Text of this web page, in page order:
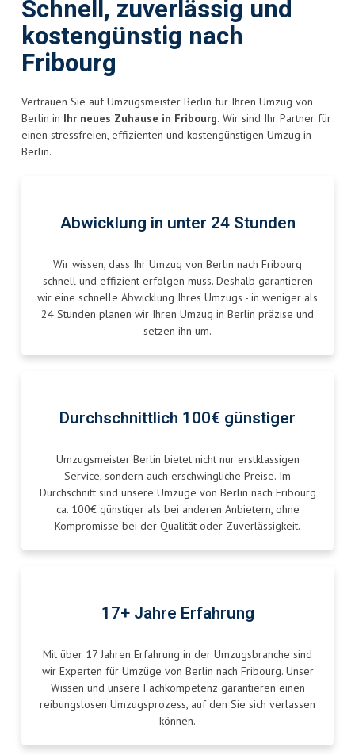
Schnell, zuverlässig und
kostengünstig nach
Fribourg
Vertrauen Sie auf Umzugsmeister Berlin für Ihren Umzug von
Berlin in Ihr neues Zuhause in Fribourg. Wir sind Ihr Partner für
einen stressfreien, effizienten und kostengünstigen Umzug in
Berlin.
Abwicklung in unter 24 Stunden
Wir wissen, dass Ihr Umzug von Berlin nach Fribourg
schnell und effizient erfolgen muss. Deshalb garantieren
wir eine schnelle Abwicklung Ihres Umzugs - in weniger als
24 Stunden planen wir Ihren Umzug in Berlin präzise und
setzen ihn um.
Durchschnittlich 100€ günstiger
Umzugsmeister Berlin bietet nicht nur erstklassigen
Service, sondern auch erschwingliche Preise. Im
Durchschnitt sind unsere Umzüge von Berlin nach Fribourg
ca. 100€ günstiger als bei anderen Anbietern, ohne
Kompromisse bei der Qualität oder Zuverlässigkeit.
17+ Jahre Erfahrung
Mit über 17 Jahren Erfahrung in der Umzugsbranche sind
wir Experten für Umzüge von Berlin nach Fribourg. Unser
Wissen und unsere Fachkompetenz garantieren einen
reibungslosen Umzugsprozess, auf den Sie sich verlassen
können.